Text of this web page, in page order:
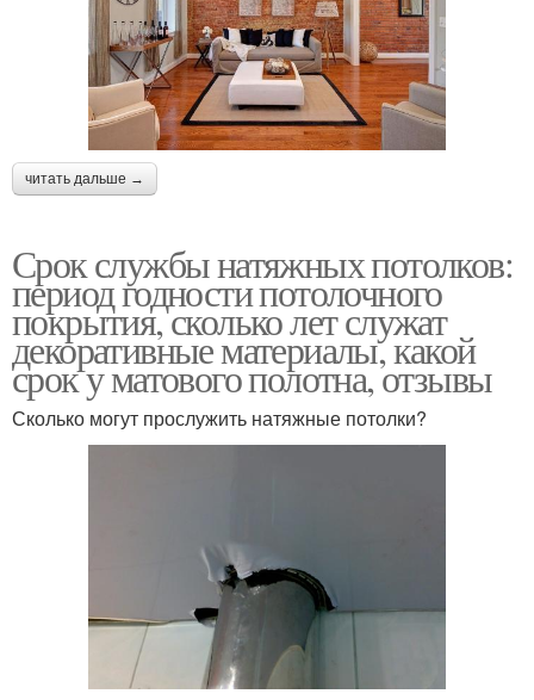
читать дальше →
Срок службы натяжных потолков:
период годности потолочного
покрытия, сколько лет служат
декоративные материалы, какой
срок у матового полотна, отзывы
Сколько могут прослужить натяжные потолки?